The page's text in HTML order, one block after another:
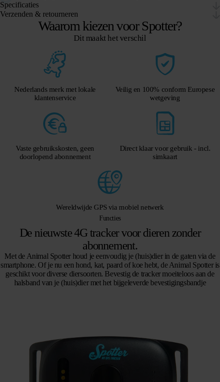
Specificaties
Verzenden & retourneren
Waarom kiezen voor Spotter?
Dit maakt het verschil
Nederlands merk met lokale
klantenservice
Veilig en 100% conform Europese
wetgeving
Vaste gebruikskosten, geen
doorlopend abonnement
Direct klaar voor gebruik - incl.
simkaart
Wereldwijde GPS via mobiel netwerk
Functies
De nieuwste 4G tracker voor dieren zonder
abonnement.
Met de Animal Spotter houd je eenvoudig je (huis)dier in de gaten via de
smartphone. Of je nu een hond, kat, paard of koe hebt, de Animal Spotter is
geschikt voor diverse diersoorten. Bevestig de tracker moeiteloos aan de
halsband van je (huis)dier met het bijgeleverde bevestigingsbandje